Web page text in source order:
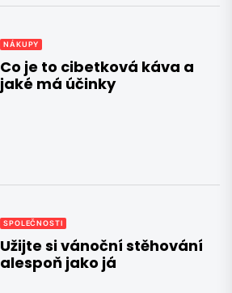
NÁKUPY
Co je to cibetková káva a
jaké má účinky
SPOLEČNOSTI
Užijte si vánoční stěhování
alespoň jako já